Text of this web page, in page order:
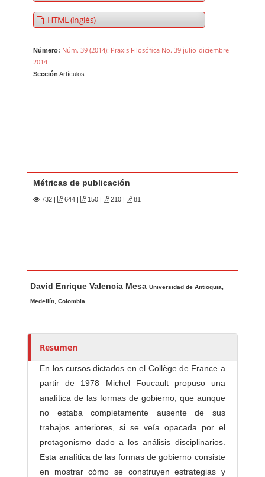
HTML (Inglés)
Número: Núm. 39 (2014): Praxis Filosófica No. 39 julio-diciembre
2014
Sección Artículos
Métricas de publicación
732 | 644 | 150 | 210 | 81
u
t
r
s
David Enrique Valencia MesaUniversidad de Antioquia,
Medellín, Colombia
Resumen
En los cursos dictados en el Collège de France a
partir de 1978 Michel Foucault propuso una
analítica de las formas de gobierno, que aunque
no estaba completamente ausente de sus
trabajos anteriores, si se veía opacada por el
protagonismo dado a los análisis disciplinarios.
Esta analítica de las formas de gobierno consiste
en mostrar cómo se construyen estrategias y